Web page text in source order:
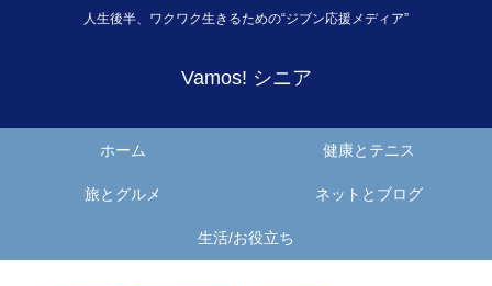
人生後半、ワクワク生きるための“ジブン応援メディア”
Vamos! シニア
ホーム 健康とテニス
旅とグルメ ネットとブログ
生活/お役立ち